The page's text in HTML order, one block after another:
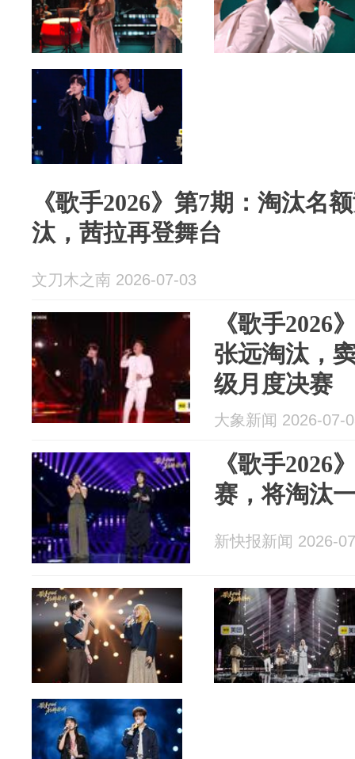
《歌手2026》第7期：淘汰名
汰，茜拉再登舞台
文刀木之南 2026-07-03
《歌手2026
张远淘汰，
级月度决赛
大象新闻 2026-07-
《歌手2026
赛，将淘汰
新快报新闻 2026-